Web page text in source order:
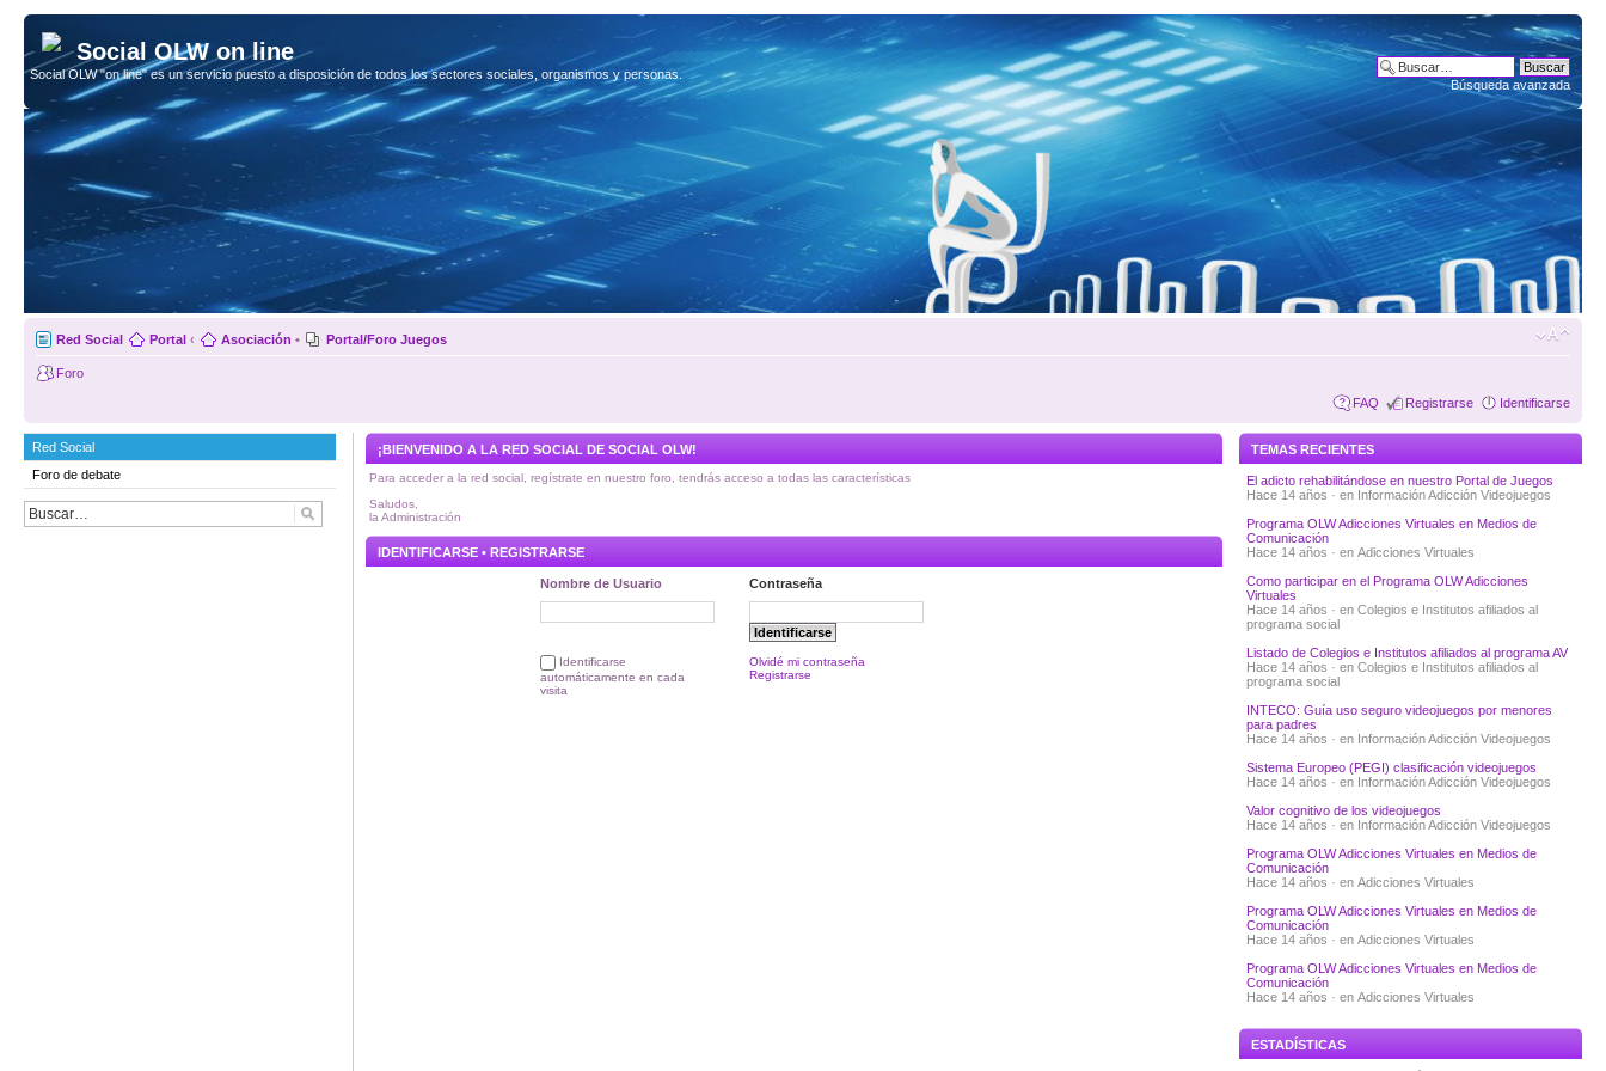
Social OLW on line
Social OLW "on line" es un servicio puesto a disposición de todos los sectores sociales, organismos y personas.
Búsqueda avanzada
Red Social Portal ‹ Asociación • Portal/Foro Juegos
Foro
FAQ Registrarse Identificarse
Red Social
Foro de debate
TEMAS RECIENTES
El adicto rehabilitándose en nuestro Portal de Juegos
Hace 14 años · en Información Adicción Videojuegos
Programa OLW Adicciones Virtuales en Medios de
Comunicación
Hace 14 años · en Adicciones Virtuales
Como participar en el Programa OLW Adicciones
Virtuales
Hace 14 años · en Colegios e Institutos afiliados al
programa social
Listado de Colegios e Institutos afiliados al programa AV
Hace 14 años · en Colegios e Institutos afiliados al
programa social
INTECO: Guía uso seguro videojuegos por menores
para padres
Hace 14 años · en Información Adicción Videojuegos
Sistema Europeo (PEGI) clasificación videojuegos
Hace 14 años · en Información Adicción Videojuegos
Valor cognitivo de los videojuegos
Hace 14 años · en Información Adicción Videojuegos
Programa OLW Adicciones Virtuales en Medios de
Comunicación
Hace 14 años · en Adicciones Virtuales
Programa OLW Adicciones Virtuales en Medios de
Comunicación
Hace 14 años · en Adicciones Virtuales
Programa OLW Adicciones Virtuales en Medios de
Comunicación
Hace 14 años · en Adicciones Virtuales
ESTADÍSTICAS
¡BIENVENIDO A LA RED SOCIAL DE SOCIAL OLW!
Para acceder a la red social, regístrate en nuestro foro, tendrás acceso a todas las características
Saludos,
la Administración
IDENTIFICARSE • REGISTRARSE
Nombre de Usuario Contraseña
Identificarse
automáticamente en cada
visita
Olvidé mi contraseña
Registrarse